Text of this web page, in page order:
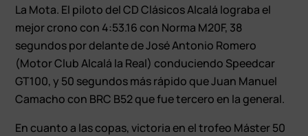
La Mota. El piloto del CD Clásicos Alcalá lograba el
mejor crono con 4:53.16 con Norma M20F, 38
segundos por delante de José Antonio Romero
(Motor Club Alcalá la Real) conduciendo Speedcar
GT100, y 50 segundos más rápido que Juan Manuel
Camacho con BRC B52 que fue tercero en la general.
En cuanto a las copas, victoria en el trofeo Máster 50